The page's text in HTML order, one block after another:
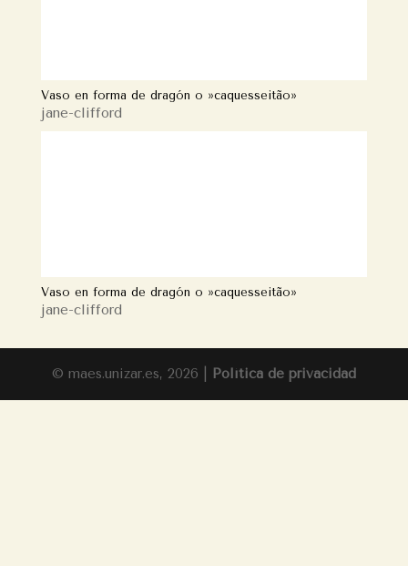
Vaso en forma de dragón o »caquesseitão»
jane-clifford
Vaso en forma de dragón o »caquesseitão»
jane-clifford
© maes.unizar.es, 2026 | Política de privacidad